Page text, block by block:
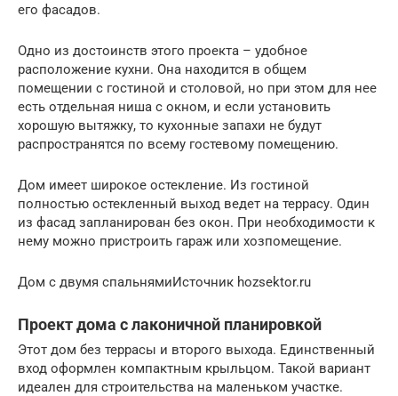
его фасадов.
Одно из достоинств этого проекта – удобное
расположение кухни. Она находится в общем
помещении с гостиной и столовой, но при этом для нее
есть отдельная ниша с окном, и если установить
хорошую вытяжку, то кухонные запахи не будут
распространятся по всему гостевому помещению.
Дом имеет широкое остекление. Из гостиной
полностью остекленный выход ведет на террасу. Один
из фасад запланирован без окон. При необходимости к
нему можно пристроить гараж или хозпомещение.
Дом с двумя спальнямиИсточник hozsektor.ru
Проект дома с лаконичной планировкой
Этот дом без террасы и второго выхода. Единственный
вход оформлен компактным крыльцом. Такой вариант
идеален для строительства на маленьком участке.